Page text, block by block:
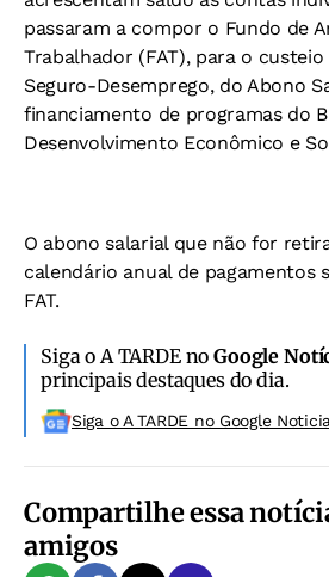
passaram a compor o Fundo de
Trabalhador (FAT), para o
Seguro-Desemprego, do Abono
financiamento de programas do
Desenvolvimento Econômico e
O abono salarial que não for
calendário anual de pagamentos
FAT.
Siga o A TARDE noGoogle
principais destaques do dia.
Siga o A TARDE no Google
Compartilhe essa
amigos